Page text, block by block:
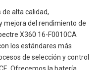
alta calidad,
mejora del rendimiento de
X360 16-F0010CA
los estándares más
de selección y control
Ofrecemos la batería